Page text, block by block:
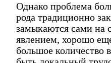
Однако проблема
рода традиционно
замыкаются сами на
явлением, хорошо
большое количество